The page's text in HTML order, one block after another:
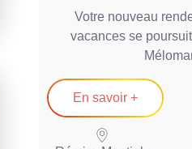
Votre nouveau
vacances se
En savoir +